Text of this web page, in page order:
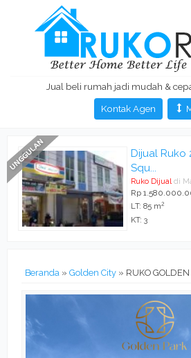
Jual beli rumah jadi mudah &
Kontak Agen
Dijual Ruko
Squ...
Ruko Dijual di
Rp
LT: 85 m2
KT: 3
Beranda » Golden City » RUKO